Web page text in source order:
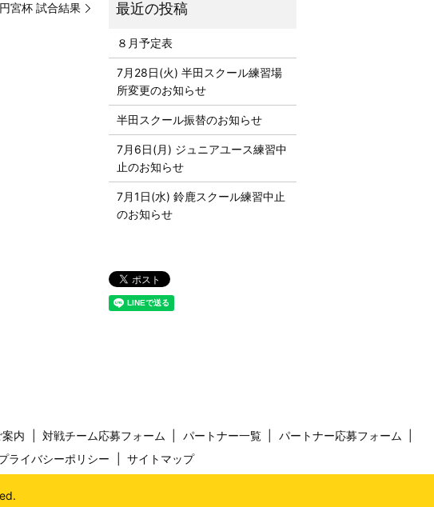
宮杯 試合結果
８月予定表
7月28日(火) 半田スクール練習場
所変更のお知らせ
半田スクール振替のお知らせ
7月6日(月) ジュニアユース練習中
止のお知らせ
7月1日(水) 鈴鹿スクール練習中止
のお知らせ
案内 対戦チーム応募フォーム パートナー一覧
パートナー応募フォーム
ライバシーポリシー サイトマップ